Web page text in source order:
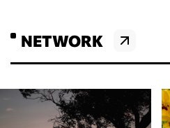
NETWORK